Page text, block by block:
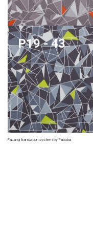
P19 - 43
FaLang translation system by Faboba